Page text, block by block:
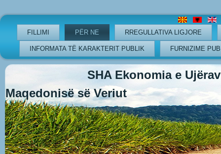
FILLIMI PËR NE RREGULLATIVA LIGJORE
INFORMATA TË KARAKTERIT PUBLIK FURNIZIME
SHA Ekonomia e
Maqedonisë së Veriut